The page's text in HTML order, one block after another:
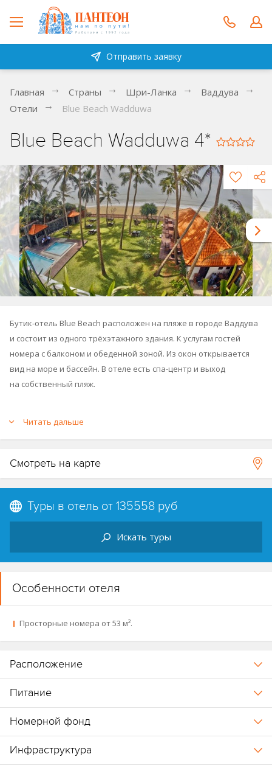
Отправить заявку
Главная Страны Шри-Ланка
Ваддува
Отели
Blue Beach Wadduwa
Blue Beach Wadduwa 4*
Бутик-отель Blue Beach расположен на пляже в городе Ваддува
и состоит из одного трёхэтажного здания. К услугам гостей
номера с балконом и обеденной зоной. Из окон открывается
вид на море и бассейн. В отеле есть спа-центр и выход
на собственный пляж.
Читать дальше
Смотреть на карте
Туры в отель от 135558 руб
Искать туры
Особенности отеля
Просторные номера от 53 м².
Расположение
Питание
Номерной фонд
Инфраструктура